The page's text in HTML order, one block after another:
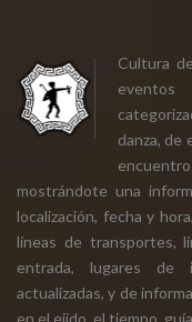
Cultura
eventos
danza, de
mostrándote una
localización, fecha y
líneas de transportes,
entrada, lugares de
actualizadas, y de
en el ejido, el tiempo,